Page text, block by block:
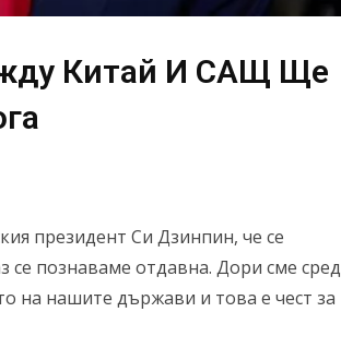
Китай И САЩ Ще
президент Си Дзинпин, че се
се познаваме отдавна. Дори сме сред
на нашите държави и това е чест за